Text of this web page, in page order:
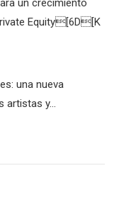
un crecimiento
Equity[6D[K
una nueva
artistas y…